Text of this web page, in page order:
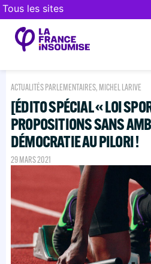
Tous les sites
ACTUALITÉS PARLEMENTAIRES, MICHEL LARIVE
[ÉDITO SPÉCIAL « LOI
PROPOSITIONS SANS
DÉMOCRATIE AU PILORI !
29 MARS 2021